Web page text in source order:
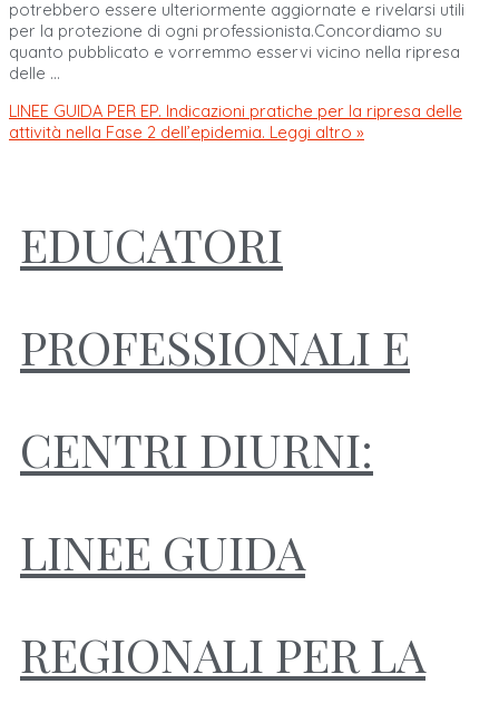
potrebbero essere ulteriormente aggiornate e rivelarsi utili
per la protezione di ogni professionista.Concordiamo su
quanto pubblicato e vorremmo esservi vicino nella ripresa
delle …
LINEE GUIDA PER EP. Indicazioni pratiche per la ripresa delle
attività nella Fase 2 dell’epidemia. Leggi altro »
EDUCATORI
PROFESSIONALI E
CENTRI DIURNI:
LINEE GUIDA
REGIONALI PER LA